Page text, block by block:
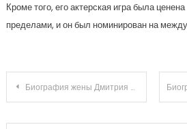
Кроме того, его актерская игра была
пределами, и он был номинирован на
Навигация
по
Биография жены Дмитрия Маликова – интересные факты о супруге известного певца